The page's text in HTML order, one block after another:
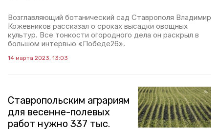
Возглавляющий ботанический сад Ставрополя Владимир
Кожевников рассказал о сроках высадки овощных
культур. Все тонкости огородного дела он раскрыл в
большом интервью «Победе26».
14 марта 2023, 13:03
Ставропольским аграриям
для весенне-полевых
работ нужно 337 тыс.